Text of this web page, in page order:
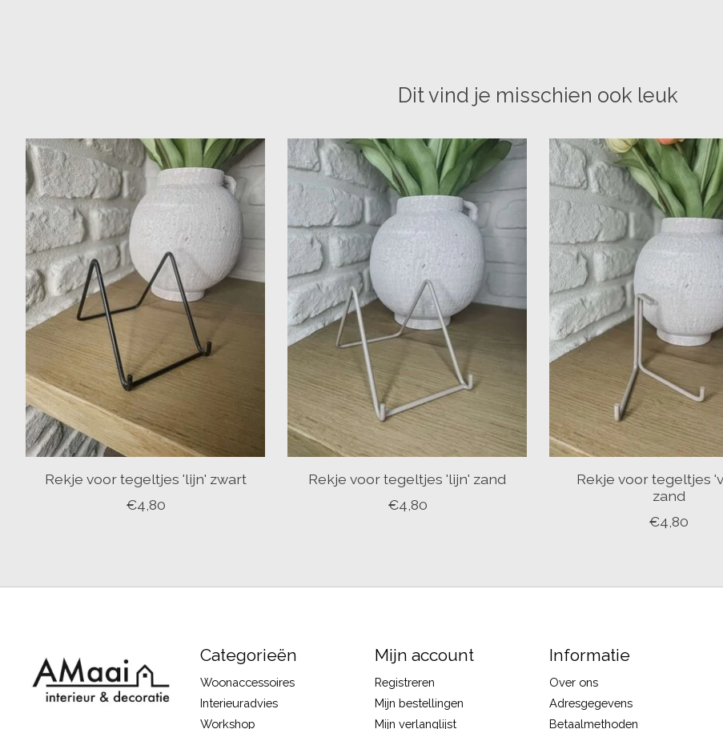
Dit vind je misschien ook leuk
Items van productcarrousel
Rekje voor tegeltjes 'lijn' zwart
€4,80
Rekje voor tegeltjes 'lijn' zand
€4,80
Rekje voor tegeltjes
zand
€4,80
Categorieën
Woonaccessoires
Interieuradvies
Workshop
Mijn account
Registreren
Mijn bestellingen
Mijn verlanglijst
Informatie
Over ons
Adresgegevens
Betaalmethoden